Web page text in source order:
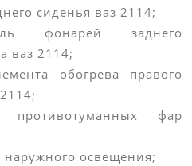
сиденья ваз 2114;
фонарей заднего
ваз 2114;
обогрева правого
фар
освещения;